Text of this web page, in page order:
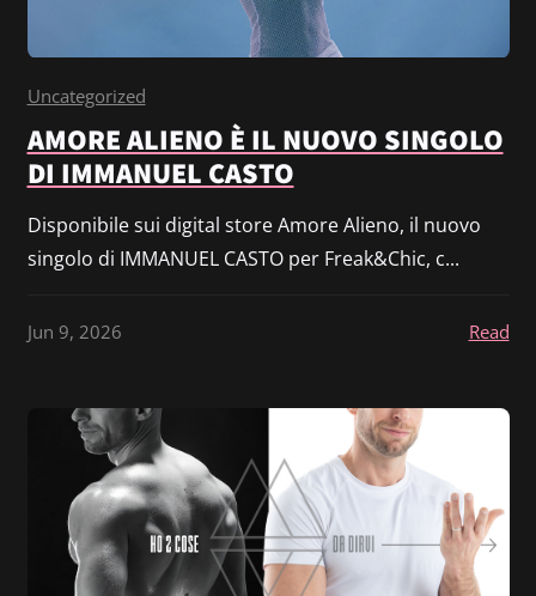
Uncategorized
AMORE ALIENO È IL NUOVO SINGOLO
DI IMMANUEL CASTO
Disponibile sui digital store Amore Alieno, il nuovo
singolo di IMMANUEL CASTO per Freak&Chic, c...
Jun 9, 2026 Read